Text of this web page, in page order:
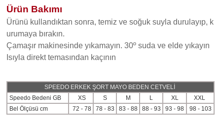
Ürün Bakımı
Ürünü kullandıktan sonra, temiz ve soğuk suyla durulayıp, k
urumaya bırakın.
Çamaşır makinesinde yıkamayın. 30º suda ve elde yıkayın
Isıyla direkt temasından kaçının
SPEEDO ERKEK ŞORT MAYO BEDEN CETVELİ
Speedo Bedeni GB
XS S M L XL
XXL
Bel Ölçüsü cm
72 - 78 78 - 83 83 - 88 88 - 93 93 - 98 98 - 103